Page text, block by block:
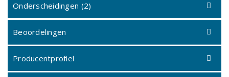
Onderscheidingen (2)
Beoordelingen
Producentprofiel